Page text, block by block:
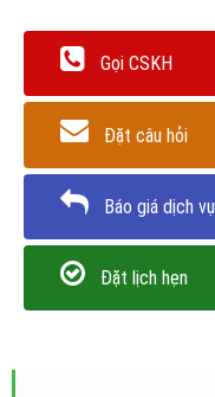
Gọi CSKH
Đặt câu hỏi
Báo giá dịch vụ
Đặt lịch hẹn